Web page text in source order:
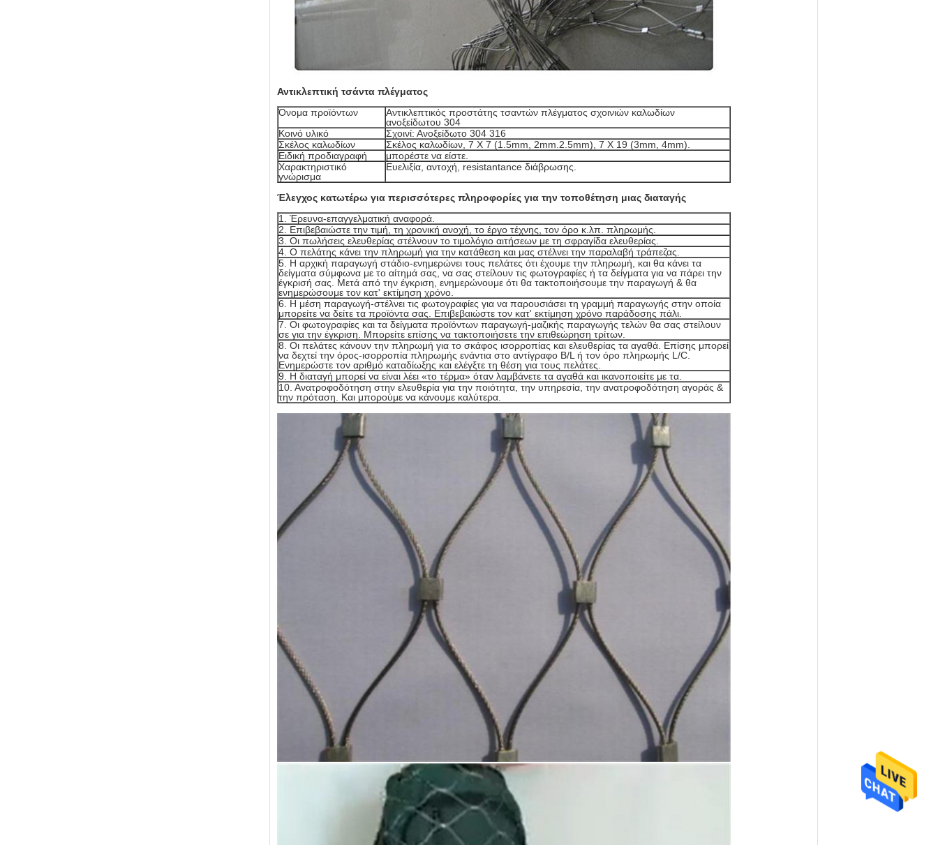
Αντικλεπτική τσάντα πλέγματος
Όνομα προϊόντων
Αντικλεπτικός προστάτης τσαντών πλέγματος σχοινιών καλωδίων
ανοξείδωτου 304
Κοινό υλικό
Σχοινί: Ανοξείδωτο 304 316
Σκέλος καλωδίων
Σκέλος καλωδίων, 7 X 7 (1.5mm, 2mm.2.5mm), 7 X 19 (3mm, 4mm).
Ειδική προδιαγραφή
μπορέστε να είστε.
Χαρακτηριστικό
γνώρισμα
Ευελιξία, αντοχή, resistantance διάβρωσης.
Έλεγχος κατωτέρω για περισσότερες πληροφορίες για την τοποθέτηση μιας διαταγής
1. Έρευνα-επαγγελματική αναφορά.
2. Επιβεβαιώστε την τιμή, τη χρονική ανοχή, το έργο τέχνης, τον όρο κ.λπ. πληρωμής.
3. Οι πωλήσεις ελευθερίας στέλνουν το τιμολόγιο αιτήσεων με τη σφραγίδα ελευθερίας.
4. Ο πελάτης κάνει την πληρωμή για την κατάθεση και μας στέλνει την παραλαβή τράπεζας.
5. Η αρχική παραγωγή στάδιο-ενημερώνει τους πελάτες ότι έχουμε την πληρωμή, και θα κάνει τα
δείγματα σύμφωνα με το αίτημά σας, να σας στείλουν τις φωτογραφίες ή τα δείγματα για να πάρει την
έγκρισή σας. Μετά από την έγκριση, ενημερώνουμε ότι θα τακτοποιήσουμε την παραγωγή & θα
ενημερώσουμε τον κατ' εκτίμηση χρόνο.
6. Η μέση παραγωγή-στέλνει τις φωτογραφίες για να παρουσιάσει τη γραμμή παραγωγής στην οποία
μπορείτε να δείτε τα προϊόντα σας. Επιβεβαιώστε τον κατ' εκτίμηση χρόνο παράδοσης πάλι.
7. Οι φωτογραφίες και τα δείγματα προϊόντων παραγωγή-μαζικής παραγωγής τελών θα σας στείλουν
σε για την έγκριση. Μπορείτε επίσης να τακτοποιήσετε την επιθεώρηση τρίτων.
8. Οι πελάτες κάνουν την πληρωμή για το σκάφος ισορροπίας και ελευθερίας τα αγαθά. Επίσης μπορεί
να δεχτεί την όρος-ισορροπία πληρωμής ενάντια στο αντίγραφο B/L ή τον όρο πληρωμής L/C.
Ενημερώστε τον αριθμό καταδίωξης και ελέγξτε τη θέση για τους πελάτες.
9. Η διαταγή μπορεί να είναι λέει «το τέρμα» όταν λαμβάνετε τα αγαθά και ικανοποιείτε με τα.
10. Ανατροφοδότηση στην ελευθερία για την ποιότητα, την υπηρεσία, την ανατροφοδότηση αγοράς &
την πρόταση. Και μπορούμε να κάνουμε καλύτερα.